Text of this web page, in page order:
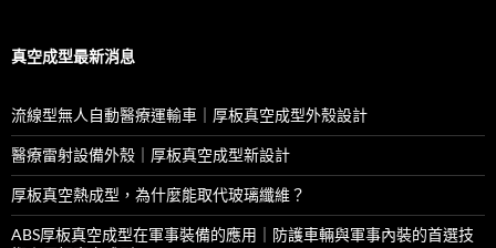
真空成型最新消息
流線型無人自動醫療運輸車｜厚板真空成型外殼設計
醫療雷射設備外殼｜厚板真空成型新設計
厚板真空熱成型，為什麼能取代玻璃纖維？
ABS厚板真空成型在軍事裝備的應用｜防護車輛與軍事內裝的首選技